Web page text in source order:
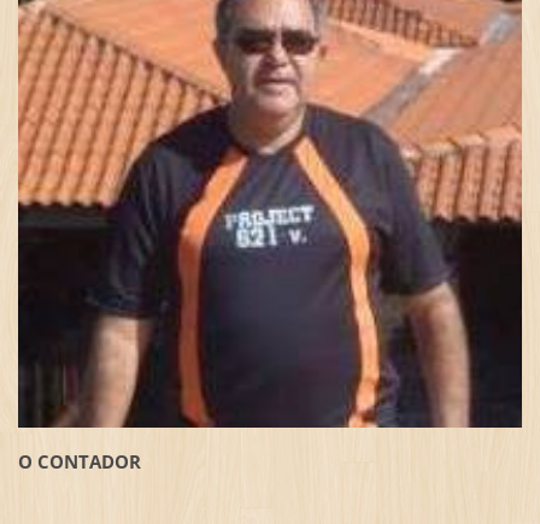
O CONTADOR